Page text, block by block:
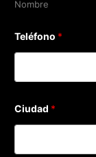
Nombre
Teléfono *
iCiudad *